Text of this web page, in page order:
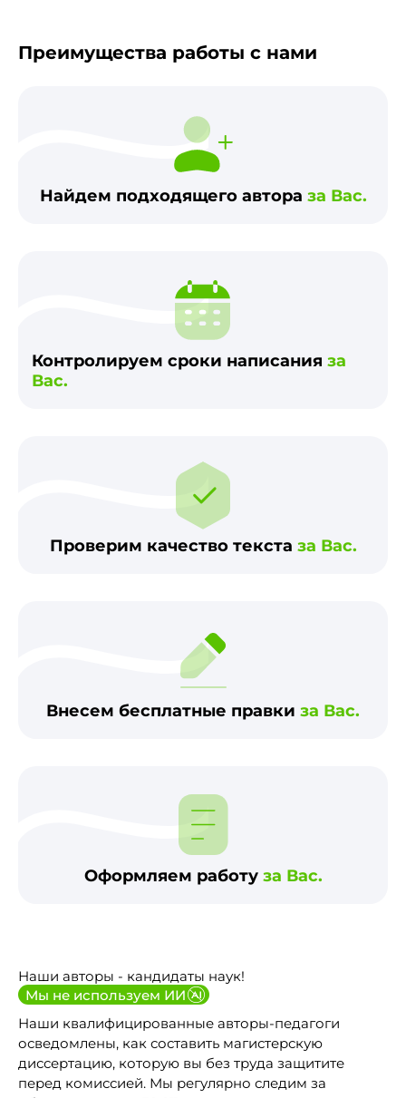
Преимущества работы с нами
Найдем подходящего автора за Вас.
Контролируем сроки написания за
Вас.
Проверим качество текста за Вас.
Внесем бесплатные правки за Вас.
Оформляем работу за Вас.
Наши авторы - кандидаты наук!
Мы не используем ИИ
Наши квалифицированные авторы-педагоги
осведомлены, как составить магистерскую
диссертацию, которую вы без труда защитите
перед комиссией. Мы регулярно следим за